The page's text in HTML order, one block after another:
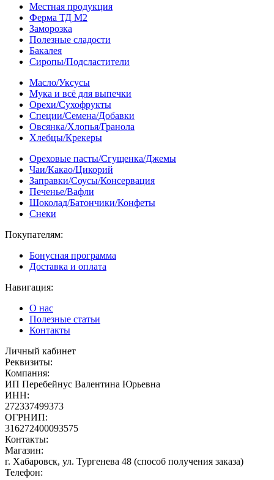
Местная продукция
Ферма ТД М2
Заморозка
Полезные сладости
Бакалея
Сиропы/Подсластители
Масло/Уксусы
Мука и всё для выпечки
Орехи/Сухофрукты
Специи/Семена/Добавки
Овсянка/Хлопья/Гранола
Хлебцы/Крекеры
Ореховые пасты/Сгущенка/Джемы
Чаи/Какао/Цикорий
Заправки/Соусы/Консервация
Печенье/Вафли
Шоколад/Батончики/Конфеты
Снеки
Покупателям:
Бонусная программа
Доставка и оплата
Навигация:
О нас
Полезные статьи
Контакты
Личный кабинет
Реквизиты:
Компания:
ИП Перебейнус Валентина Юрьевна
ИНН:
272337499373
ОГРНИП:
316272400093575
Контакты:
Магазин:
г. Хабаровск, ул. Тургенева 48 (способ получения заказа)
Телефон: